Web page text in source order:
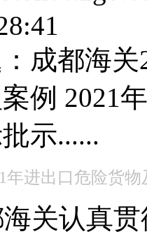
成都海
例 2021
示......
年进出口危险货
关认真